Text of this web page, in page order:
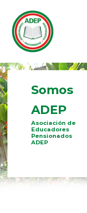
Somos
ADEP
Asociación de
Educadores
Pensionados
ADEP